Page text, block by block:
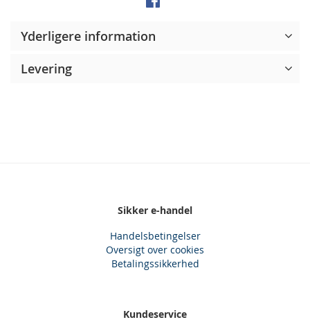
Yderligere information
Levering
Sikker e-handel
Handelsbetingelser
Oversigt over cookies
Betalingssikkerhed
Kundeservice